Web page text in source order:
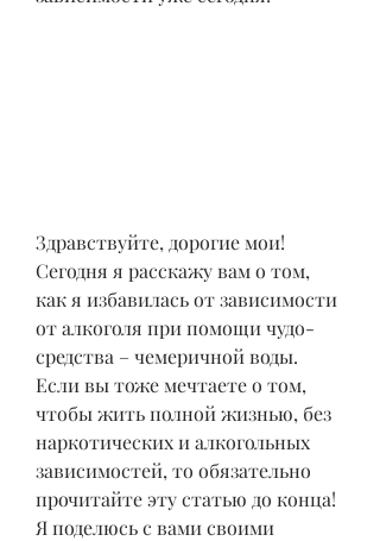
Здравствуйте, дорогие мои!
Сегодня я расскажу вам о том,
как я избавилась от зависимости
от алкоголя при помощи чудо-
средства – чемеричной воды.
Если вы тоже мечтаете о том,
чтобы жить полной жизнью, без
наркотических и алкогольных
зависимостей, то обязательно
прочитайте эту статью до конца!
Я поделюсь с вами своими